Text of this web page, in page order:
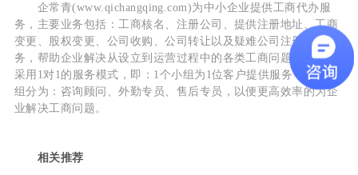
企常青(www.qichangqing.com)为中小企业提供工商代办服
务，主要业务包括：工商核名、注册公司、提供注册地址、工商
变更、股权变更、公司收购、公司转让以及疑难公司注册等服
务，帮助企业解决从设立到运营过程中的各类工商问题。企常青
采用1对1的服务模式，即：1个小组为1位客户提供服务，工商小
组分为：咨询顾问、外勤专员、售后专员，以便更高效率的为企
业解决工商问题。
相关推荐